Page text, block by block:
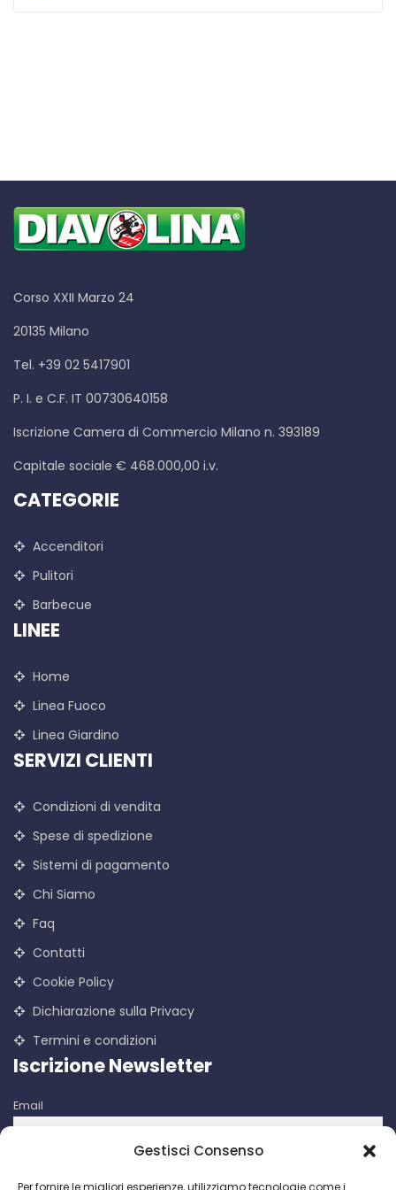
Gestisci Consenso
Per fornire le migliori esperienze, utilizziamo tecnologie come i
Corso XXII Marzo 24
20135 Milano
Tel. +39 02 5417901
P. I. e C.F. IT 00730640158
Iscrizione Camera di Commercio Milano n. 393189
Capitale sociale € 468.000,00 i.v.
CATEGORIE
Accenditori
Pulitori
Barbecue
LINEE
Home
Linea Fuoco
Linea Giardino
SERVIZI CLIENTI
Condizioni di vendita
Spese di spedizione
Sistemi di pagamento
Chi Siamo
Faq
Contatti
Cookie Policy
Dichiarazione sulla Privacy
Termini e condizioni
Iscrizione Newsletter
Email